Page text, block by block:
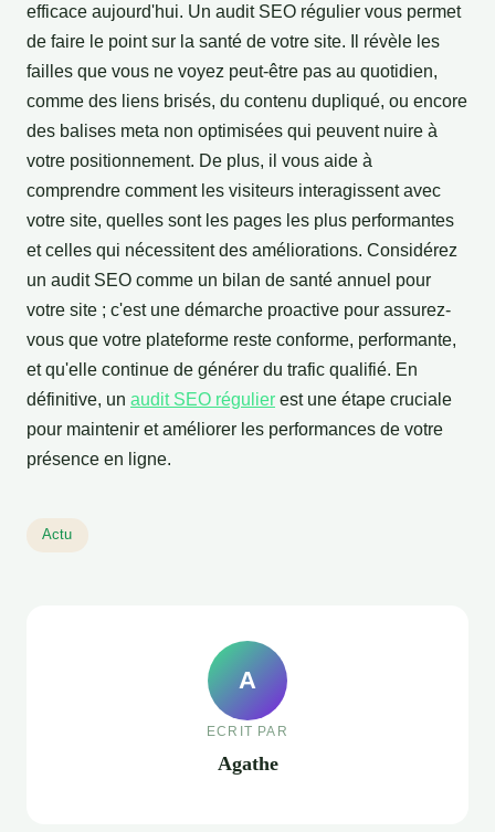
efficace aujourd'hui. Un audit SEO régulier vous permet
de faire le point sur la santé de votre site. Il révèle les
failles que vous ne voyez peut-être pas au quotidien,
comme des liens brisés, du contenu dupliqué, ou encore
des balises meta non optimisées qui peuvent nuire à
votre positionnement. De plus, il vous aide à
comprendre comment les visiteurs interagissent avec
votre site, quelles sont les pages les plus performantes
et celles qui nécessitent des améliorations. Considérez
un audit SEO comme un bilan de santé annuel pour
votre site ; c'est une démarche proactive pour assurez-
vous que votre plateforme reste conforme, performante,
et qu'elle continue de générer du trafic qualifié. En
définitive, un audit SEO régulier est une étape cruciale
pour maintenir et améliorer les performances de votre
présence en ligne.
Actu
A
ECRIT PAR
Agathe